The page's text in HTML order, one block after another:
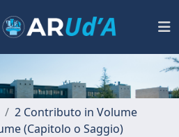
2 Contributo in Volume
(Capitolo o Saggio)